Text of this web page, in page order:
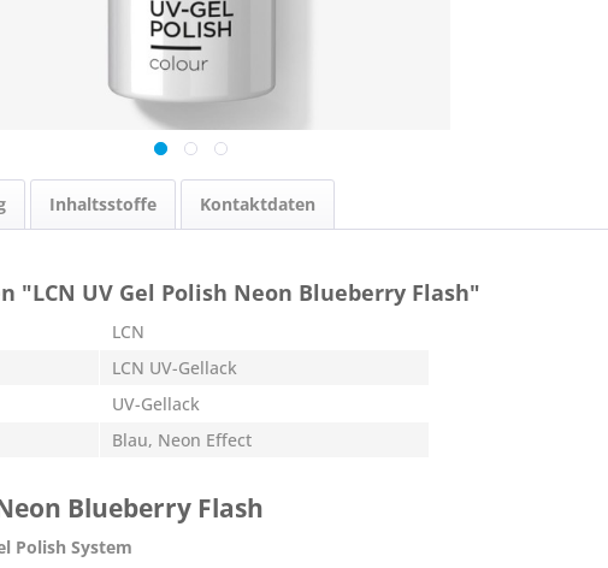
Inhaltsstoffe Kontaktdaten
UV Gel Polish Neon Blueberry Flash"
LCN
LCN UV-Gellack
UV-Gellack
Blau, Neon Effect
Blueberry Flash
Polish System